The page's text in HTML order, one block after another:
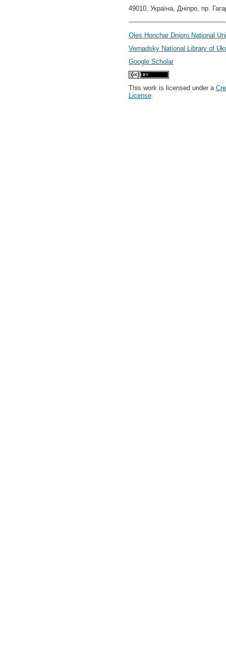
49010, Україна, Дніпро, пр.
Oles Honchar Dnipro National
Vernadsky National Library of
Google Scholar
This work is licensed under a
License.